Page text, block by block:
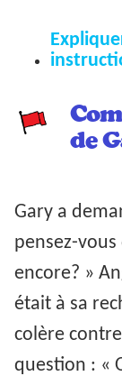
de
Gary a
pensez-
encore? »
était à sa
colère
question : «